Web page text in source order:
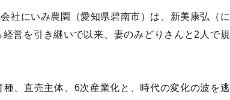
社にいみ農園（愛知県碧南市）は、新美康弘（に
営を引き継いで以来、妻のみどりさんと2人で規
、直売主体、6次産業化と、時代の変化の波を逃